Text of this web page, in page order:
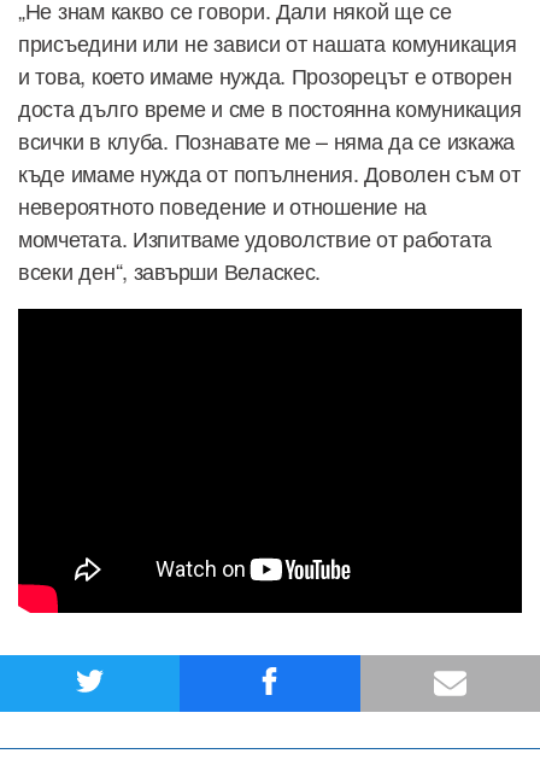
„Не знам какво се говори. Дали някой ще се
присъедини или не зависи от нашата комуникация
и това, което имаме нужда. Прозорецът е отворен
доста дълго време и сме в постоянна комуникация
всички в клуба. Познавате ме – няма да се изкажа
къде имаме нужда от попълнения. Доволен съм от
невероятното поведение и отношение на
момчетата. Изпитваме удоволствие от работата
всеки ден“, завърши Веласкес.